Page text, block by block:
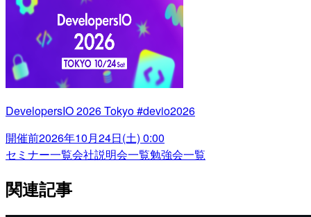
DevelopersIO 2026 Tokyo #devio2026
開催前2026年10月24日(土) 0:00
セミナー一覧会社説明会一覧勉強会一覧
関連記事